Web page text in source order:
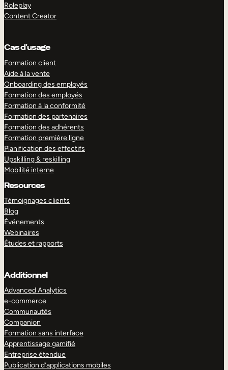
Roleplay
Content Creator
Cas d’usage
Formation client
Aide à la vente
Onboarding des employés
Formation des employés
Formation à la conformité
Formation des partenaires
Formation des adhérents
Formation première ligne
Planification des effectifs
Upskilling & reskilling
Mobilité interne
Resources
Témoignages clients
Blog
Événements
Webinaires
Études et rapports
Additionnel
Advanced Analytics
e-commerce
Communautés
Companion
Formation sans interface
Apprentissage gamifié
Entreprise étendue
Publication d’applications mobiles